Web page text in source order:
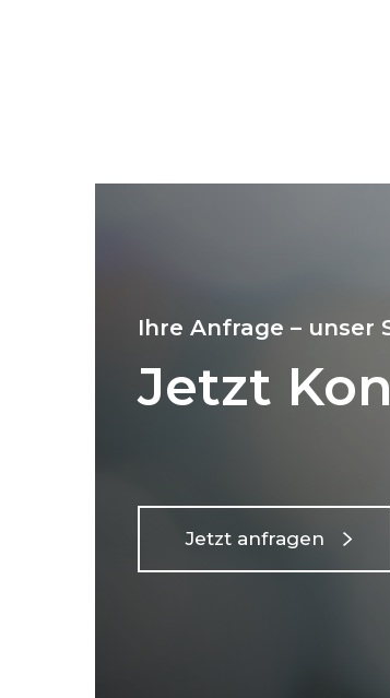
Ihre Anfrage – unser
Jetzt
Jetzt anfragen